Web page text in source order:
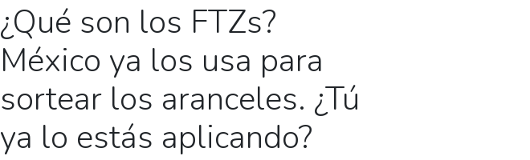
¿Qué son los FTZs?
México ya los usa para
sortear los aranceles. ¿Tú
ya lo estás aplicando?